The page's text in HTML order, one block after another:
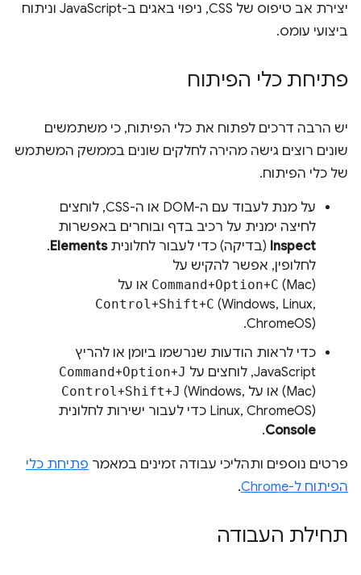
יצירת אב טיפוס של CSS, ניפוי באגים ב-JavaScript וניתוח
ביצועי עומס.
פתיחת כלי הפיתוח
יש הרבה דרכים לפתוח את כלי הפיתוח, כי משתמשים
שונים רוצים גישה מהירה לחלקים שונים בממשק המשתמש
של כלי הפיתוח.
על מנת לעבוד עם ה-DOM או ה-CSS, לוחצים
לחיצה ימנית על רכיב בדף ובוחרים באפשרות
Inspect (בדיקה) כדי לעבור לחלוניתElements
.
לחלופין, אפשר להקיש על
Command+Option+C (Mac) או על
Control+Shift+C (Windows, Linux,
ChromeOS).
כדי לראות הודעות שנרשמו ביומן או להריץ
JavaScript, לוחצים על
Command+Option+J
(Mac) או על Control+Shift+J (Windows,
Linux, ChromeOS) כדי לעבור ישירות לחלונית
Console
.
פרטים נוספים ותהליכי עבודה זמינים במאמר פתיחת כלי
הפיתוח ל-Chrome
.
תחילת העבודה